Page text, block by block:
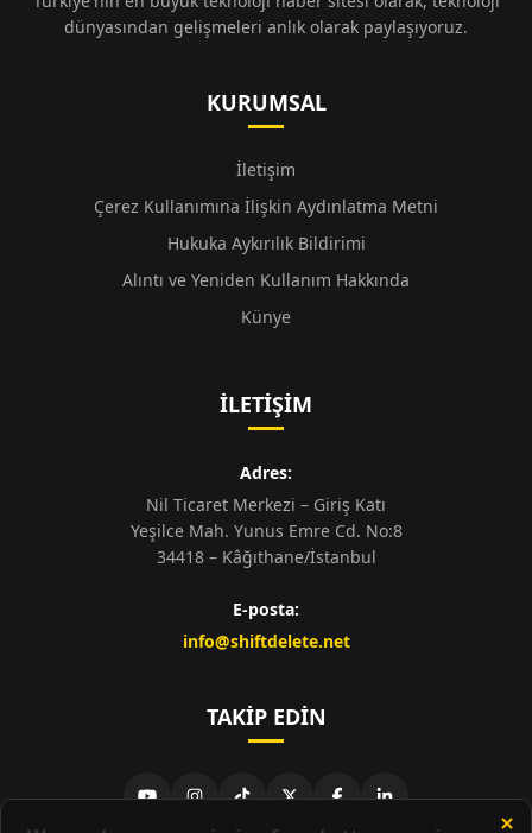
dünyasından gelişmeleri anlık olarak paylaşıyoruz.
KURUMSAL
İletişim
Çerez Kullanımına İlişkin Aydınlatma Metni
Hukuka Aykırılık Bildirimi
Alıntı ve Yeniden Kullanım Hakkında
Künye
İLETIŞIM
Adres:
Nil Ticaret Merkezi – Giriş Katı
Yeşilce Mah. Yunus Emre Cd. No:8
34418 – Kâğıthane/İstanbul
E-posta:
info@shiftdelete.net
TAKIP EDIN